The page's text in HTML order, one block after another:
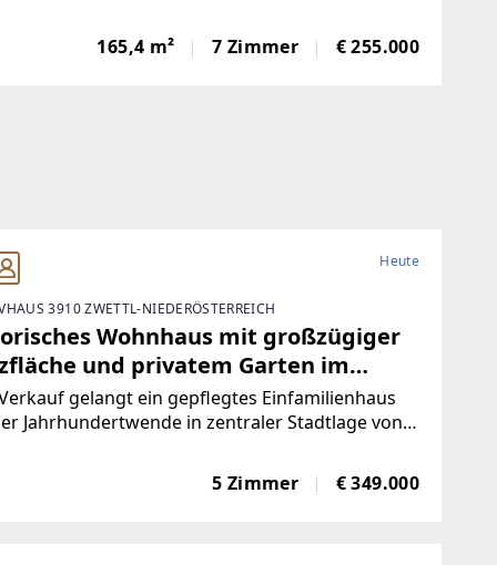
zentrale Zugang im Erdgeschoss führt
einen Vorraum in den Zentralen Flur, von dem
165,4 m² 7 Zimmer € 255.000
Heute
3910 ZWETTL-NIEDERÖSTERREICH
Wohnhaus mit großzügiger
und privatem Garten im
des Stadtzentrums
gelangt ein gepflegtes Einfamilienhaus
Jahrhundertwende in zentraler Stadtlage von
Weise historischen Charme,
Lage und einen bemerkenswert
5 Zimmer € 349.000